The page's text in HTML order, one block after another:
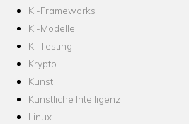
KI-Frameworks
KI-Modelle
KI-Testing
Krypto
Kunst
Künstliche Intelligenz
Linux